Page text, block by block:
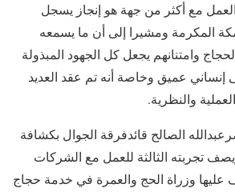
مع أكثر من جهة هو إنجاز يسجل
المكرمة ومشيرا إلى أن ما يسمعه
وامتنانهم يجعل كل الجهود المبذولة
إنساني عميق وخاصة أنه تم عقد العديد
والنظرية.
الصالح قائدفرقة الجوال بكشافة
تجربته الثالثة للعمل مع الشركات
عليها وزراة الحج والعمرة في خدمة حجاج